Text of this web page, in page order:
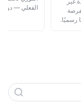
رسميًا.
الفعلي — دون